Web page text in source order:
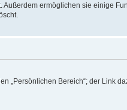
ermöglichen sie einige
Bereich“; der Link